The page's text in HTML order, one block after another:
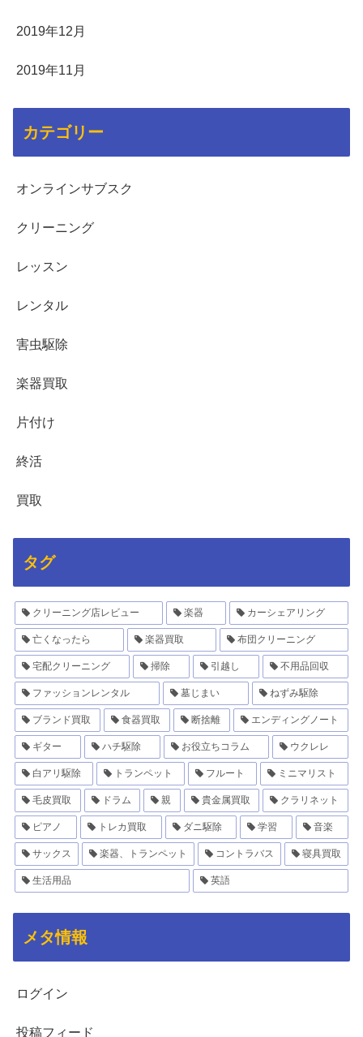
2019年12月
2019年11月
カテゴリー
オンラインサブスク
クリーニング
レッスン
レンタル
害虫駆除
楽器買取
片付け
終活
買取
タグ
クリーニング店レビュー 楽器 カーシェアリング
亡くなったら 楽器買取 布団クリーニング
宅配クリーニング 掃除 引越し 不用品回収
ファッションレンタル 墓じまい ねずみ駆除
ブランド買取 食器買取 断捨離 エンディングノート
ギター ハチ駆除 お役立ちコラム ウクレレ
白アリ駆除 トランペット フルート ミニマリスト
毛皮買取 ドラム 親 貴金属買取 クラリネット
ピアノ トレカ買取 ダニ駆除 学習 音楽
サックス 楽器、トランペット コントラバス 寝具買取
生活用品 英語
メタ情報
ログイン
投稿フィード